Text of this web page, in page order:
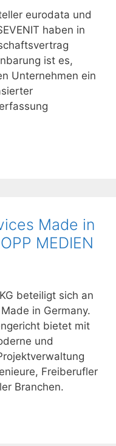
eurodata und
haben in
ist es,
Unternehmen ein
Made in
MEDIEN
beteiligt sich an
in Germany.
bietet mit
und
Freiberufler
Branchen.